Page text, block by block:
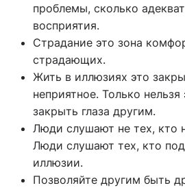
проблемы, сколько
восприятия.
Страдание это зона
страдающих.
Жить в иллюзиях это
неприятное. Только
закрыть глаза другим.
Люди слушают не тех, кто
Люди слушают тех, кто
иллюзии.
Позволяйте другим быть